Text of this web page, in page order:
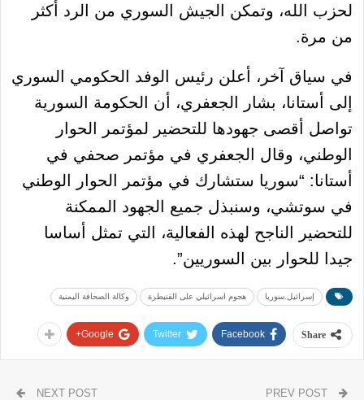
لحزب الله، وتمكن الجيش السوري من الرد أكثر
من مرة.
في سياق آخر، أعلن رئيس الوفد الحكومي السوري
إلى أستانا، بشار الجعفري، أن الحكومة السورية
تواصل أقصى جهودها للتحضير لمؤتمر الحوار
الوطني، وقال الجعفري في مؤتمر صحفي في
أستانا: “سوريا ستشارك في مؤتمر الحوار الوطني
في سوتشي، وسنبذل جميع الجهود الممكنة
للتحضير الناجح لهذه الفعالية، التي تمثل أساسا
جيدا للحوار بين السوريين”.
إسرائيل.سوريا هجوم اسرائيلي على القنيطرة وكالة الصحافة اليمنية
Share
Facebook
Twitter
Google+
NEXT POST